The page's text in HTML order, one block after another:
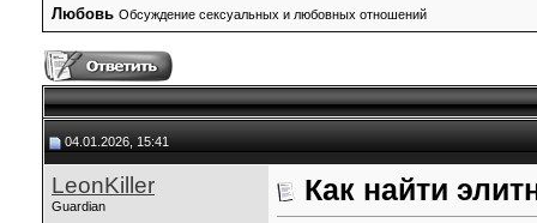
Любовь Обсуждение сексуальных и любовных отношений
04.01.2026, 15:41
LeonKiller
Guardian
Как найти